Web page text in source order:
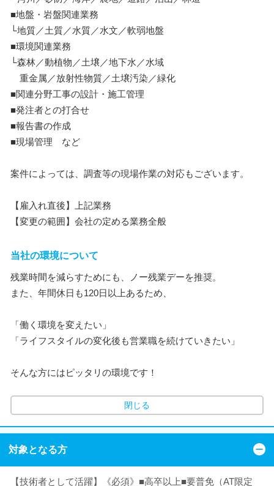
■地盤・岩盤関連業務
└地質／土質／水質／水文／軟弱地盤
■環境関連業務
└森林／動植物／土壌／地下水／水域
重金属／放射性物質／土壌汚染／緑化
■関連分野工事の設計・施工管理
■発注者との打合せ
■報告書の作成
■現場管理 など
案件によっては、調査等の現場作業の対応もございます。
【雇入れ直後】上記業務
【変更の範囲】会社の定める業務全般
当社の環境について
残業時間を減らすためにも、ノー残業デーを推奨。
また、年間休日も120日以上あるため、
「働く環境を変えたい」
「ライフスタイルの変化後も営業職を続けていきたい」
そんな方にはピッタリの環境です！
閉じる
対象となる方
【技術者として活躍】《必須》■高卒以上■要普免（AT限定